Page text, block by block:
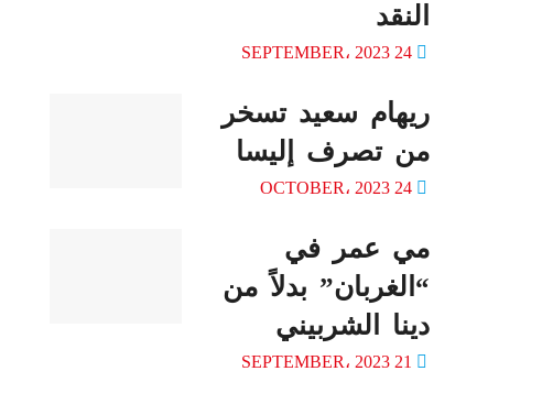
النقد
ريهام سعيد تسخر
من تصرف إليسا
مي عمر في
“الغربان” بدلاً من
دينا الشربيني